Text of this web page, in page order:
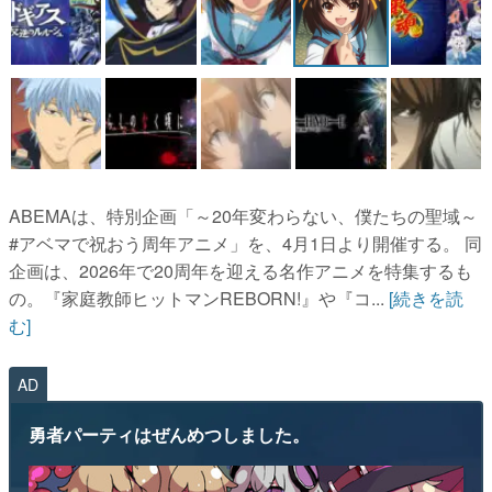
その他
電ファミニコゲーマーとは？
運営：株式会社マレ
ABEMAは、特別企画「～20年変わらない、僕たちの聖域～
#アベマで祝おう周年アニメ」を、4月1日より開催する。 同
企画は、2026年で20周年を迎える名作アニメを特集するも
の。『家庭教師ヒットマンREBORN!』や『コ... [続きを読
む]
AD
勇者パーティはぜんめつしました。